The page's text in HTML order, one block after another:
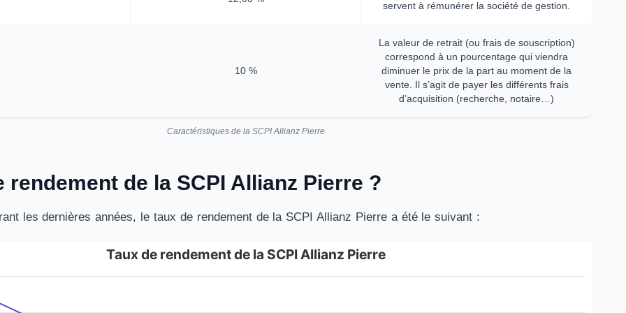
servent à rémunérer la société de gestion.
10 %
La valeur de retrait (ou frais de souscription)
correspond à un pourcentage qui viendra
diminuer le prix de la part au moment de la
vente. Il s’agit de payer les différents frais
d’acquisition (recherche, notaire…)
Caractéristiques de la SCPI Allianz Pierre
rendement de la SCPI Allianz Pierre ?
les dernières années, le taux de rendement de la SCPI Allianz Pierre a été le suivant :
de la SCPI Allianz Pierre
Taux de rendement de la SCPI Allianz Pierre